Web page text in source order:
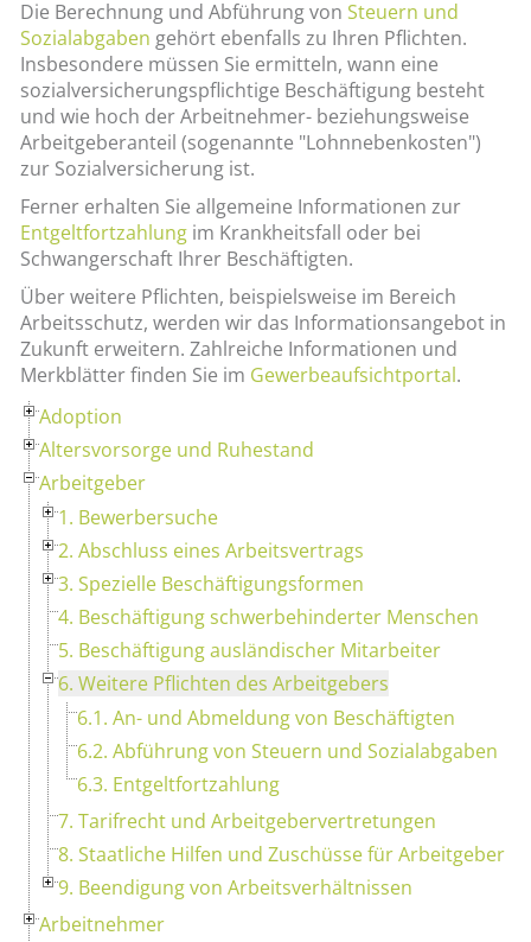
Die Berechnung und Abführung von Steuern und
Sozialabgaben gehört ebenfalls zu Ihren Pflichten.
Insbesondere müssen Sie ermitteln, wann eine
sozialversicherungspflichtige Beschäftigung besteht
und wie hoch der Arbeitnehmer- beziehungsweise
Arbeitgeberanteil (sogenannte "Lohnnebenkosten")
zur Sozialversicherung ist.
Ferner erhalten Sie allgemeine Informationen zur
Entgeltfortzahlung im Krankheitsfall oder bei
Schwangerschaft Ihrer Beschäftigten.
Über weitere Pflichten, beispielsweise im Bereich
Arbeitsschutz, werden wir das Informationsangebot in
Zukunft erweitern. Zahlreiche Informationen und
Merkblätter finden Sie im Gewerbeaufsichtportal.
Adoption
Altersvorsorge und Ruhestand
Arbeitgeber
1. Bewerbersuche
2. Abschluss eines Arbeitsvertrags
3. Spezielle Beschäftigungsformen
4. Beschäftigung schwerbehinderter Menschen
5. Beschäftigung ausländischer Mitarbeiter
6. Weitere Pflichten des Arbeitgebers
6.1. An- und Abmeldung von Beschäftigten
6.2. Abführung von Steuern und Sozialabgaben
6.3. Entgeltfortzahlung
7. Tarifrecht und Arbeitgebervertretungen
8. Staatliche Hilfen und Zuschüsse für Arbeitgeber
9. Beendigung von Arbeitsverhältnissen
Arbeitnehmer